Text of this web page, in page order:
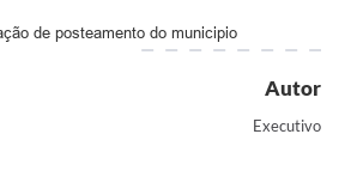
de posteamento do municipio
Autor
Executivo